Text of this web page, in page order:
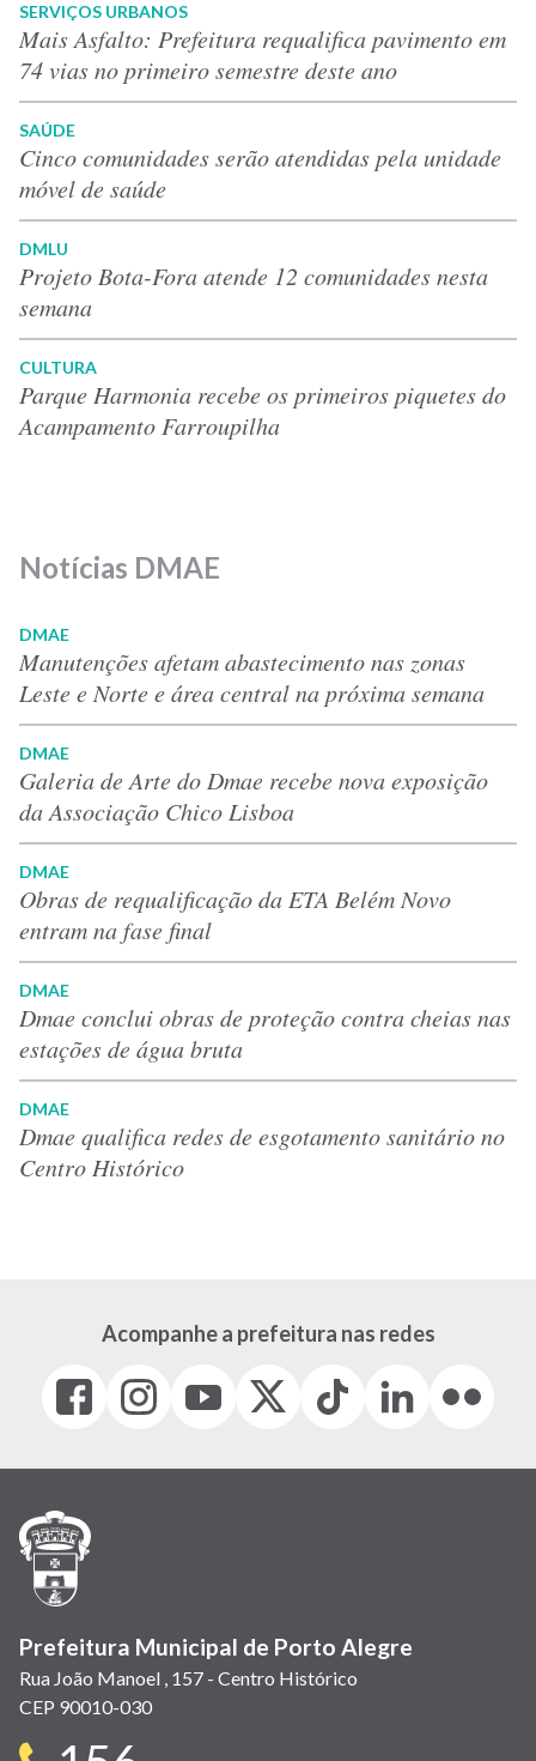
SERVIÇOS URBANOS
Mais Asfalto: Prefeitura requalifica pavimento em
74 vias no primeiro semestre deste ano
SAÚDE
Cinco comunidades serão atendidas pela unidade
móvel de saúde
DMLU
Projeto Bota-Fora atende 12 comunidades nesta
semana
CULTURA
Parque Harmonia recebe os primeiros piquetes do
Acampamento Farroupilha
Notícias DMAE
DMAE
Manutenções afetam abastecimento nas zonas
Leste e Norte e área central na próxima semana
DMAE
Galeria de Arte do Dmae recebe nova exposição
da Associação Chico Lisboa
DMAE
Obras de requalificação da ETA Belém Novo
entram na fase final
DMAE
Dmae conclui obras de proteção contra cheias nas
estações de água bruta
DMAE
Dmae qualifica redes de esgotamento sanitário no
Centro Histórico
Acompanhe a prefeitura nas redes
Facebook
(link
em
janela)
Instagram
(link
em
(link
em
(Antigo
(link
Tiktok
(link
em
LinkedIn
(link
em
(link
em
Prefeitura Municipal de Porto Alegre
Rua João Manoel , 157 - Centro Histórico
CEP 90010-030